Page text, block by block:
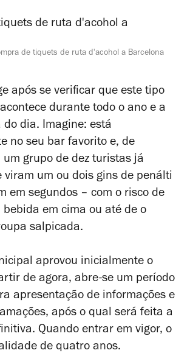
de tiquets de ruta d'acohol a Barcelona
após se verificar que este tipo
durante todo o ano e a
dia. Imagine: está
no seu bar favorito e, de
grupo de dez turistas já
viram um ou dois gins de penálti
em segundos – com o risco de
em cima ou até de o
salpicada.
aprovou inicialmente o
de agora, abre-se um período
apresentação de informações e
após o qual será feita a
Quando entrar em vigor, o
de quatro anos.